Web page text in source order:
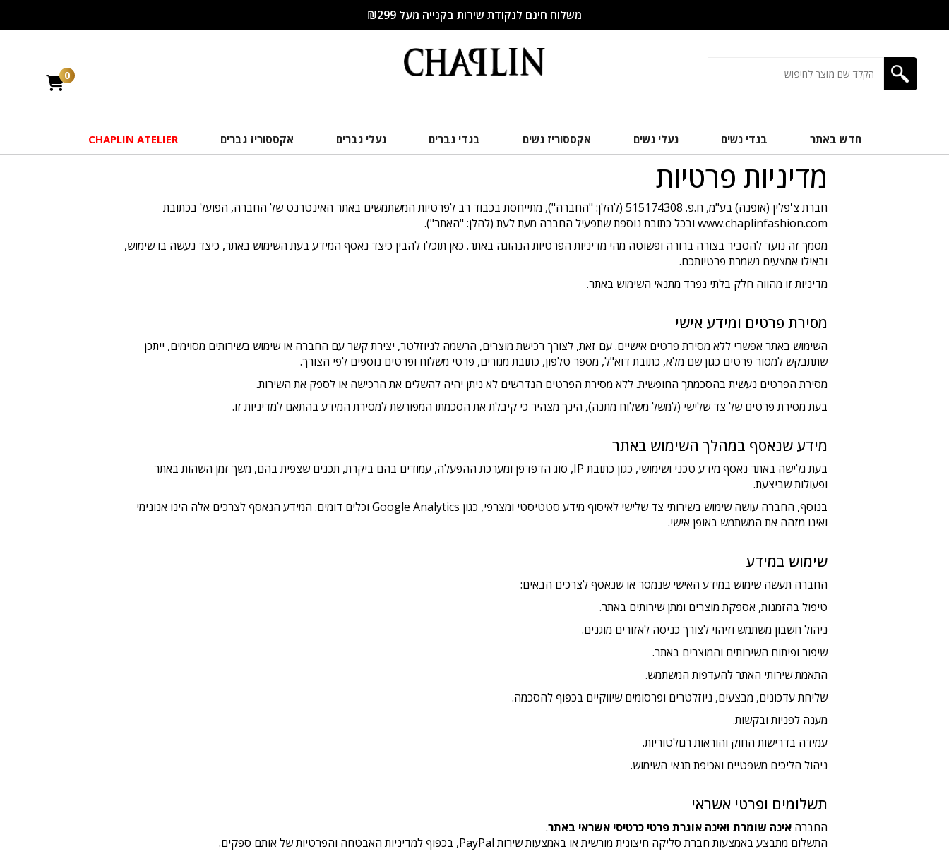
משלוח חינם לנקודת שירות בקנייה מעל ₪299
0
חדש באתר בגדי נשים נעלי נשים אקססוריז נשים בגדי גברים נעלי גברים אקססוריז גברים CHAPLIN ATELIER
מדיניות פרטיות
חברת צ'פלין (אופנה) בע"מ, ח.פ. 515174308 (להלן: "החברה"), מתייחסת בכבוד רב לפרטיות המשתמשים באתר האינטרנט של החברה, הפועל בכתובת
www.chaplinfashion.com ובכל כתובת נוספת שתפעיל החברה מעת לעת (להלן: "האתר").
מסמך זה נועד להסביר בצורה ברורה ופשוטה מהי מדיניות הפרטיות הנהוגה באתר. כאן תוכלו להבין כיצד נאסף המידע בעת השימוש באתר, כיצד נעשה בו שימוש,
ובאילו אמצעים נשמרת פרטיותכם.
מדיניות זו מהווה חלק בלתי נפרד מתנאי השימוש באתר.
מסירת פרטים ומידע אישי
השימוש באתר אפשרי ללא מסירת פרטים אישיים. עם זאת, לצורך רכישת מוצרים, הרשמה לניוזלטר, יצירת קשר עם החברה או שימוש בשירותים מסוימים, ייתכן
שתתבקש למסור פרטים כגון שם מלא, כתובת דוא"ל, מספר טלפון, כתובת מגורים, פרטי משלוח ופרטים נוספים לפי הצורך.
מסירת הפרטים נעשית בהסכמתך החופשית. ללא מסירת הפרטים הנדרשים לא ניתן יהיה להשלים את הרכישה או לספק את השירות.
בעת מסירת פרטים של צד שלישי (למשל משלוח מתנה), הינך מצהיר כי קיבלת את הסכמתו המפורשת למסירת המידע בהתאם למדיניות זו.
מידע שנאסף במהלך השימוש באתר
בעת גלישה באתר נאסף מידע טכני ושימושי, כגון כתובת IP, סוג הדפדפן ומערכת ההפעלה, עמודים בהם ביקרת, תכנים שצפית בהם, משך זמן השהות באתר
ופעולות שביצעת.
בנוסף, החברה עושה שימוש בשירותי צד שלישי לאיסוף מידע סטטיסטי ומצרפי, כגון Google Analytics וכלים דומים. המידע הנאסף לצרכים אלה הינו אנונימי
ואינו מזהה את המשתמש באופן אישי.
שימוש במידע
החברה תעשה שימוש במידע האישי שנמסר או שנאסף לצרכים הבאים:
טיפול בהזמנות, אספקת מוצרים ומתן שירותים באתר.
ניהול חשבון משתמש וזיהוי לצורך כניסה לאזורים מוגנים.
שיפור ופיתוח השירותים והמוצרים באתר.
התאמת שירותי האתר להעדפות המשתמש.
שליחת עדכונים, מבצעים, ניוזלטרים ופרסומים שיווקיים בכפוף להסכמה.
מענה לפניות ובקשות.
עמידה בדרישות החוק והוראות רגולטוריות.
ניהול הליכים משפטיים ואכיפת תנאי השימוש.
תשלומים ופרטי אשראי
החברה אינה שומרת ואינה אוגרת פרטי כרטיסי אשראי באתר.
התשלום מתבצע באמצעות חברת סליקה חיצונית מורשית או באמצעות שירות PayPal, בכפוף למדיניות האבטחה והפרטיות של אותם ספקים.